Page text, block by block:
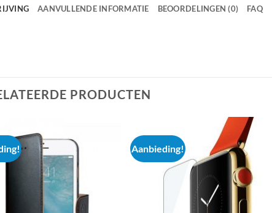
AANVULLENDE INFORMATIE BEOORDELINGEN (0) FAQ
PRODUCTEN
Aanbieding!